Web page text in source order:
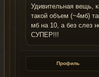
Удивительная вещь,
такой объем (~4мб)
мб на 10, а без слез
СУПЕР!!!
Профиль